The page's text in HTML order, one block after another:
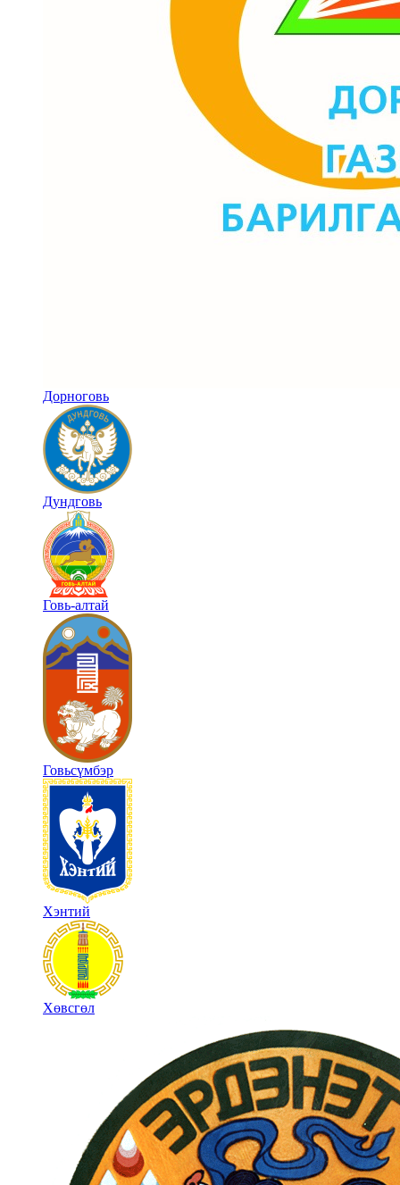
Дорноговь
Дундговь
Говь-алтай
Говьсүмбэр
Хэнтий
Хөвсгөл